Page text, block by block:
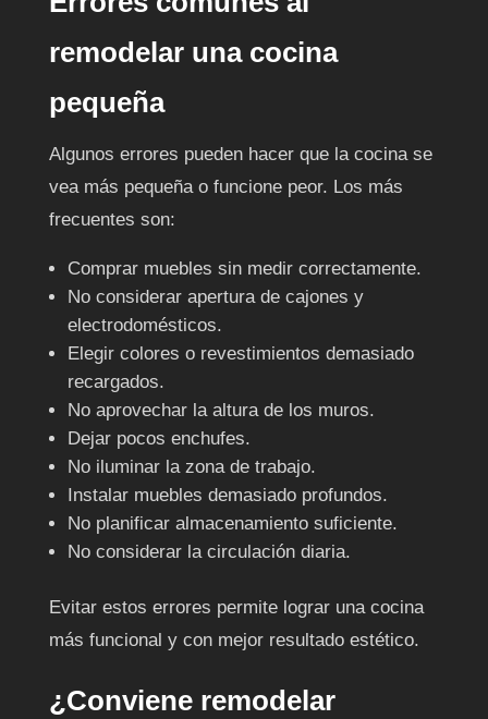
remodelar una cocina
pequeña
Algunos errores pueden hacer que la cocina se
vea más pequeña o funcione peor. Los más
frecuentes son:
Comprar muebles sin medir correctamente.
No considerar apertura de cajones y
electrodomésticos.
Elegir colores o revestimientos demasiado
recargados.
No aprovechar la altura de los muros.
Dejar pocos enchufes.
No iluminar la zona de trabajo.
Instalar muebles demasiado profundos.
No planificar almacenamiento suficiente.
No considerar la circulación diaria.
Evitar estos errores permite lograr una cocina
más funcional y con mejor resultado estético.
¿Conviene remodelar